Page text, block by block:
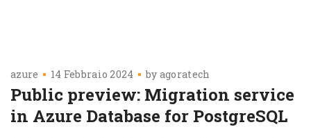
azure 14 Febbraio 2024 by agoratech
Public preview: Migration service
in Azure Database for PostgreSQL